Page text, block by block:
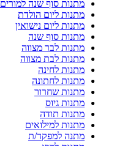
מתנות סוף שנה למורים
מתנות ליום הולדת
מתנות ליום נישואין
מתנות סוף שנה
מתנות לבר מצווה
מתנות לבת מצווה
מתנות לחינה
מתנות לחתונה
מתנות שחרור
מתנות גיוס
מתנות תודה
מתנות למילואים
מתנה למפקד/ת